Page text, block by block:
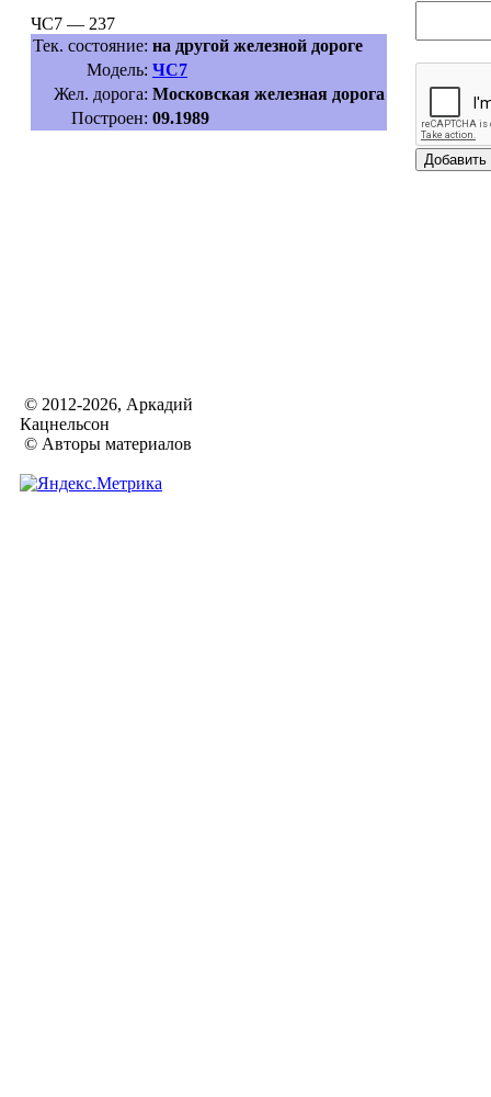
ЧС7 — 237
Тек. состояние: на другой железной дороге
Модель: ЧС7
Жел. дорога: Московская железная дорога
Построен: 09.1989
© 2012-2026, Аркадий
Кацнельсон
© Авторы материалов